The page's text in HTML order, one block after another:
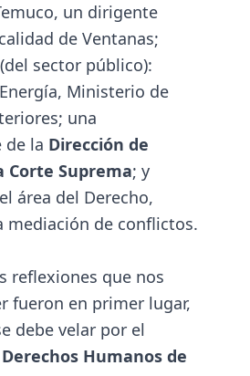
un dirigente
de Ventanas;
sector público):
Ministerio de
una
de la Dirección de
Corte Suprema; y
área del Derecho,
mediación de conflictos.
reflexiones que nos
fueron en primer lugar,
debe velar por el
Humanos de